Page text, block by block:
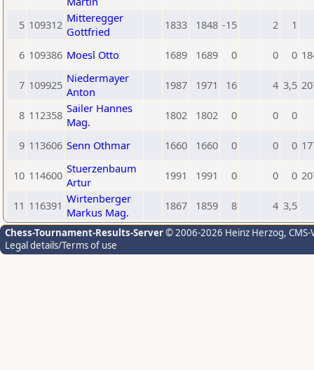
5 109312 Mitteregger
Gottfried
1833 1848 -15 2 1
6 109386 Moesl Otto 1689 1689 0 0 0
7 109925 Niedermayer
Anton
1987 1971 16 4 3,5
8 112358 Sailer Hannes
Mag.
1802 1802 0 0 0
9 113606 Senn Othmar 1660 1660 0 0 0
10 114600 Stuerzenbaum
Artur
1991 1991 0 0 0
11 116391 Wirtenberger
Markus Mag.
1867 1859 8 4 3,5
Chess-Tournament-Results-Server© 2006-2026 Heinz Herzog,
Legal details/Terms of use